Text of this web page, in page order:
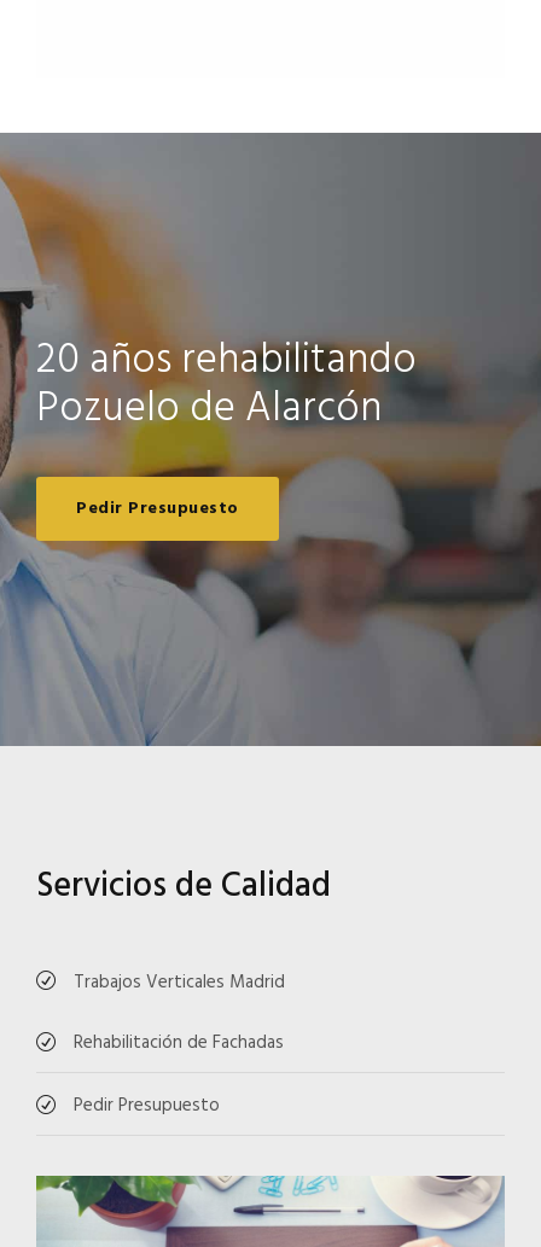
20 años rehabilitando
Pozuelo de Alarcón
Pedir Presupuesto
Servicios de Calidad
Trabajos Verticales Madrid
Rehabilitación de Fachadas
Pedir Presupuesto